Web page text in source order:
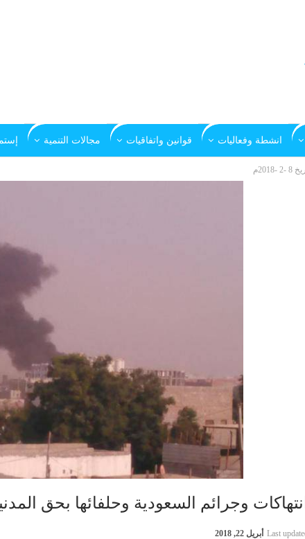
انشطة وفعاليات قوانين واتفاقيات مجالات التنمية
انتهاكات وجرائم السعودية وحلفائها بحق المدنيين في
Last أبريل 22, 2018